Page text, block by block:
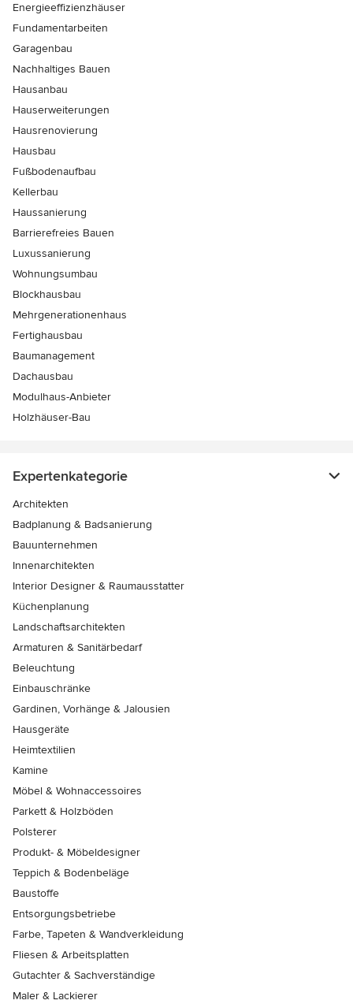
Energieeffizienzhäuser
Fundamentarbeiten
Garagenbau
Nachhaltiges Bauen
Hausanbau
Hauserweiterungen
Hausrenovierung
Hausbau
Fußbodenaufbau
Kellerbau
Haussanierung
Barrierefreies Bauen
Luxussanierung
Wohnungsumbau
Blockhausbau
Mehrgenerationenhaus
Fertighausbau
Baumanagement
Dachausbau
Modulhaus-Anbieter
Holzhäuser-Bau
Expertenkategorie
Architekten
Badplanung & Badsanierung
Bauunternehmen
Innenarchitekten
Interior Designer & Raumausstatter
Küchenplanung
Landschaftsarchitekten
Armaturen & Sanitärbedarf
Beleuchtung
Einbauschränke
Gardinen, Vorhänge & Jalousien
Hausgeräte
Heimtextilien
Kamine
Möbel & Wohnaccessoires
Parkett & Holzböden
Polsterer
Produkt- & Möbeldesigner
Teppich & Bodenbeläge
Baustoffe
Entsorgungsbetriebe
Farbe, Tapeten & Wandverkleidung
Fliesen & Arbeitsplatten
Gutachter & Sachverständige
Maler & Lackierer